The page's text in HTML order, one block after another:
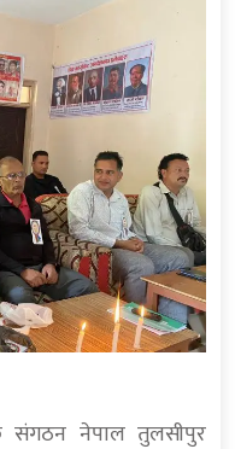
संगठन नेपाल तुलसीपुर